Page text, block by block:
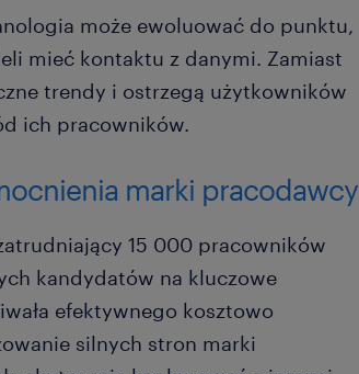
może ewoluować do punktu,
mieć kontaktu z danymi. Zamiast
trendy i ostrzegą użytkowników
ich pracowników.
marki pracodawcy
15 000 pracowników
kandydatów na kluczowe
efektywnego kosztowo
silnych stron marki